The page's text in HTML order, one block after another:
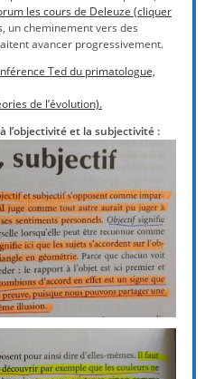
les cours de Deleuze (cliquer
un cheminement vers des
avancer progressivement.
Ted du primatologue,
de l’évolution).
l’objectivité et la subjectivité :